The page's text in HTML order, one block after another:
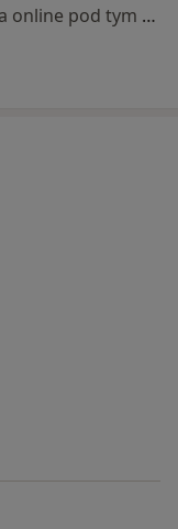
Specjalista nie oferuje umawiania online pod tym adresem.